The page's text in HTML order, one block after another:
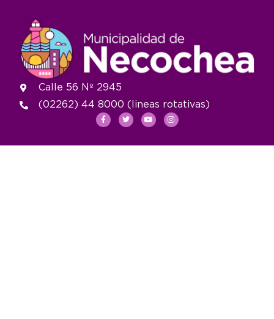
Calle 56 Nº 2945
(02262) 44 8000 (lineas rotativas)